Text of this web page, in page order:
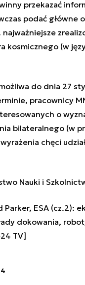
przekazać
podać główne
najważniejsze
kosmicznego (w
do dnia 27
pracownicy
o
bilateralnego (w
chęci
Nauki i
Parker, ESA (cz.2):
dokowania,
TV]